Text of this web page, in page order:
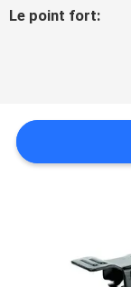
NOUS
CITATION
Le point fort: